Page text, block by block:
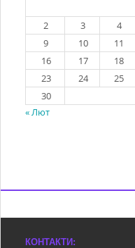
2
3 4
9
10 11
16
17 18
23
24 25
30
« Лют
КОНТАКТИ: